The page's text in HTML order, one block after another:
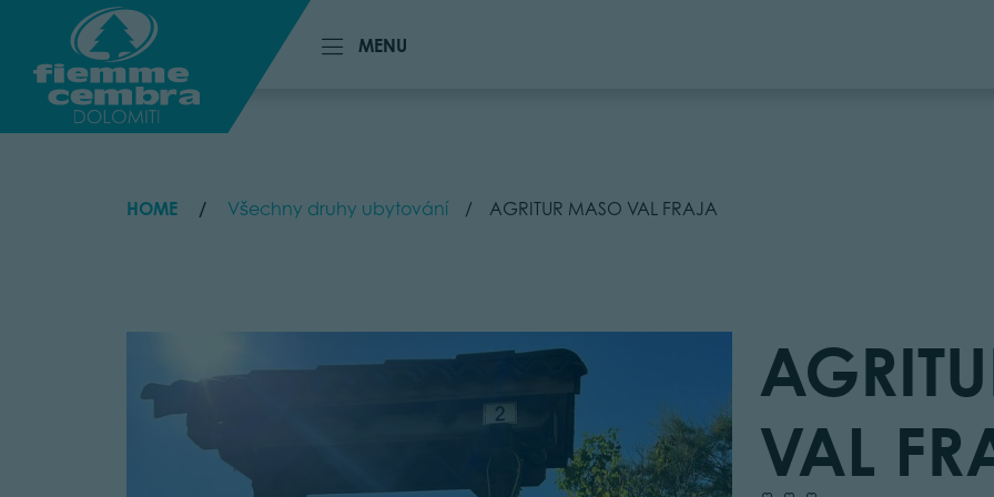
MENU
MENU
HOME Všechny druhy ubytování AGRITUR MASO VAL FRAJA
VAL